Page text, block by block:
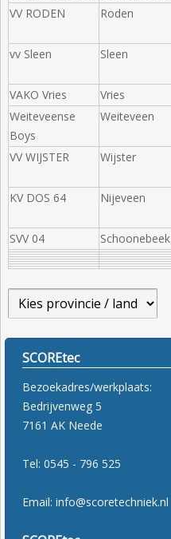
VV RODEN
Roden
vv Sleen Sleen
VAKO Vries
Vries
Weiteveense
Boys
Weiteveen
VV WIJSTER
Wijster
KV DOS 64 Nijeveen
SVV 04
Schoonebeek
SCOREtec
Bezoekadres/werkplaats:
Bedrijvenweg 5
7161 AK Neede
Tel: 0545 - 796 525
Email: info@scoretechniek.nl